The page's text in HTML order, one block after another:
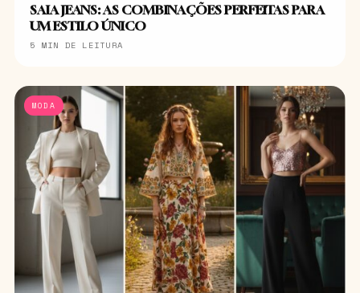
SAIA JEANS: AS COMBINAÇÕES PERFEITAS PARA
UM ESTILO ÚNICO
5 MIN DE LEITURA
MODA